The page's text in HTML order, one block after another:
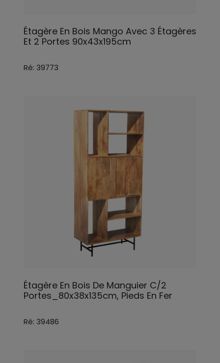
Étagère En Bois Mango Avec 3 Étagères
Et 2 Portes 90x43x195cm
Ré: 39773
Étagère En Bois De Manguier C/2
Portes_80x38x135cm, Pieds En Fer
Ré: 39486